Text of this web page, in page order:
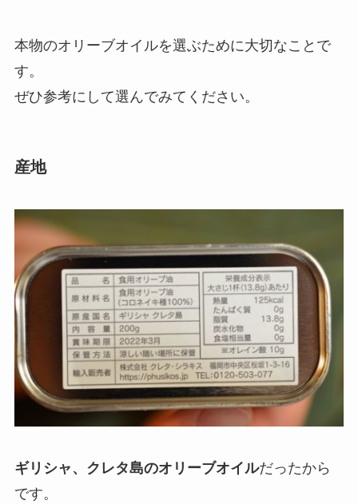
本物のオリーブオイルを選ぶために大切なことで
す。
ぜひ参考にして選んでみてください。
産地
ギリシャ、クレタ島のオリーブオイルだったから
です。